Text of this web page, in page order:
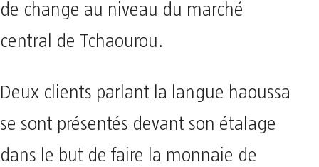
de change au niveau du marché
central de Tchaourou.
Deux clients parlant la langue haoussa
se sont présentés devant son étalage
dans le but de faire la monnaie de